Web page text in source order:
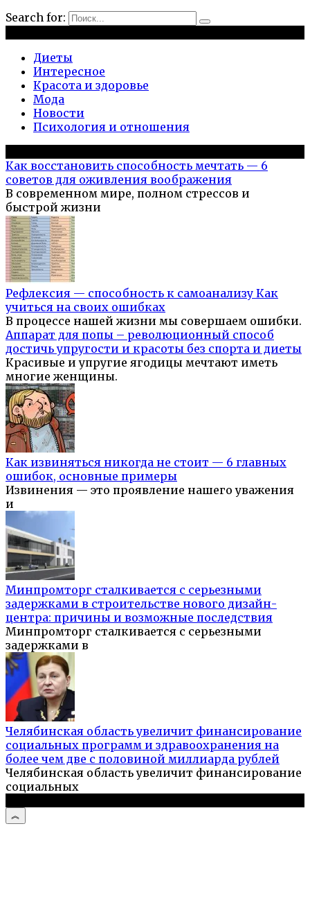
Search for:
Диеты
Интересное
Красота и здоровье
Мода
Новости
Психология и отношения
Как восстановить способность мечтать — 6
советов для оживления воображения
В современном мире, полном стрессов и
быстрой жизни
Рефлексия — способность к самоанализу Как
учиться на своих ошибках
В процессе нашей жизни мы совершаем ошибки.
Аппарат для попы – революционный способ
достичь упругости и красоты без спорта и диеты
Красивые и упругие ягодицы мечтают иметь
многие женщины.
Как извиняться никогда не стоит — 6 главных
ошибок, основные примеры
Извинения — это проявление нашего уважения
и
Минпромторг сталкивается с серьезными
задержками в строительстве нового дизайн-
центра: причины и возможные последствия
Минпромторг сталкивается с серьезными
задержками в
Челябинская область увеличит финансирование
социальных программ и здравоохранения на
более чем две с половиной миллиарда рублей
Челябинская область увеличит финансирование
социальных